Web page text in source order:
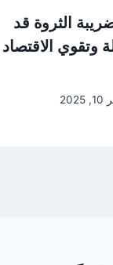
الثروة قد
وتقوي الاقتصاد